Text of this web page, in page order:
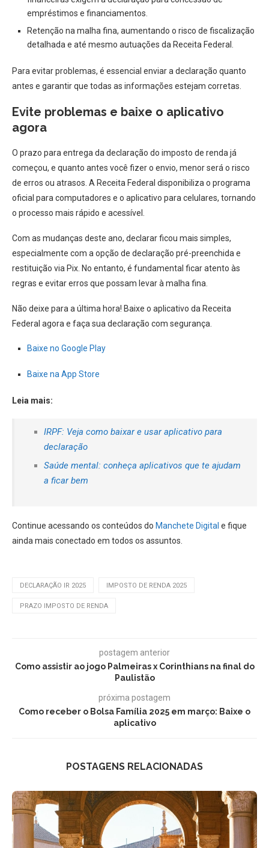
empréstimos e financiamentos.
Retenção na malha fina, aumentando o risco de fiscalização
detalhada e até mesmo autuações da Receita Federal.
Para evitar problemas, é essencial enviar a declaração quanto
antes e garantir que todas as informações estejam corretas.
Evite problemas e baixe o aplicativo
agora
O prazo para entrega da declaração do imposto de renda já
começou, e quanto antes você fizer o envio, menor será o risco
de erros ou atrasos. A Receita Federal disponibiliza o programa
oficial para computadores e o aplicativo para celulares, tornando
o processo mais rápido e acessível.
Com as mudanças deste ano, declarar ficou mais simples,
especialmente com a opção de declaração pré-preenchida e
restituição via Pix. No entanto, é fundamental ficar atento às
regras e evitar erros que possam levar à malha fina.
Não deixe para a última hora! Baixe o aplicativo da Receita
Federal agora e faça sua declaração com segurança.
Baixe no Google Play
Baixe na App Store
Leia mais:
IRPF: Veja como baixar e usar aplicativo para
declaração
Saúde mental: conheça aplicativos que te ajudam
a ficar bem
Continue acessando os conteúdos do Manchete Digital e fique
ainda mais conectado em todos os assuntos.
DECLARAÇÃO IR 2025 IMPOSTO DE RENDA 2025
PRAZO IMPOSTO DE RENDA
postagem anterior
Como assistir ao jogo Palmeiras x Corinthians na final do
Paulistão
próxima postagem
Como receber o Bolsa Família 2025 em março: Baixe o
aplicativo
POSTAGENS RELACIONADAS